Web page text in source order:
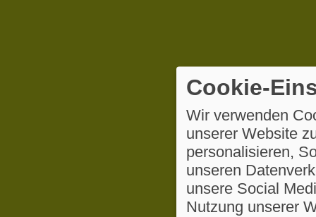
Cookie-
Wir verwenden
unserer Website
personalisieren,
unseren
unsere Social
Nutzung unserer